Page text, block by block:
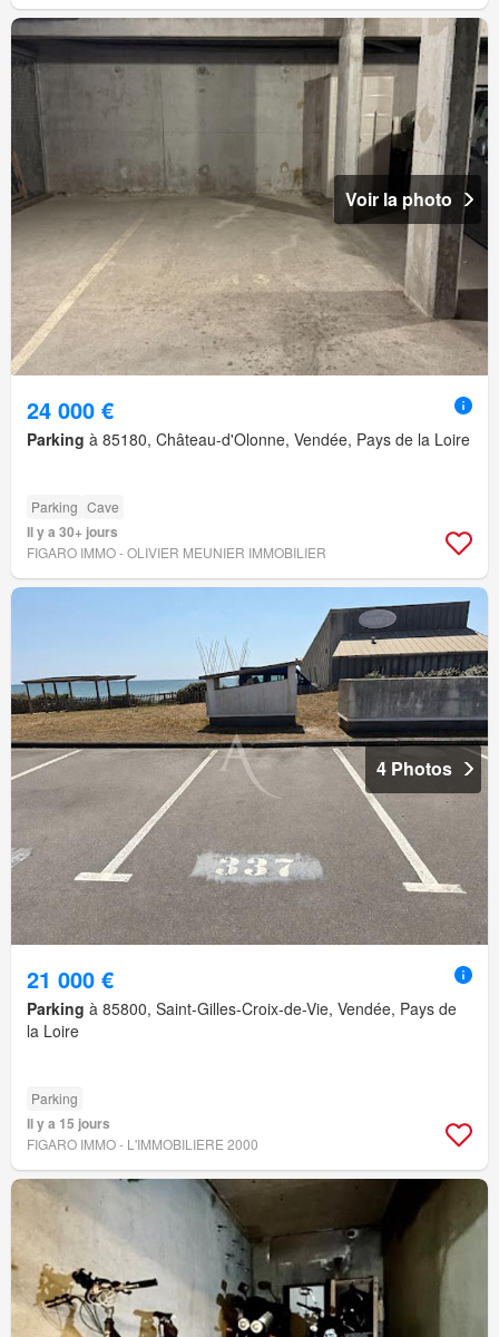
Voir la photo
24 000 €
Parking à 85180, Château-d'Olonne, Vendée, Pays de la Loire
Parking Cave
Il y a 30+ jours
FIGARO IMMO - OLIVIER MEUNIER IMMOBILIER
4 Photos
21 000 €
Parking à 85800, Saint-Gilles-Croix-de-Vie, Vendée, Pays de
la Loire
Parking
Il y a 15 jours
FIGARO IMMO - L'IMMOBILIERE 2000